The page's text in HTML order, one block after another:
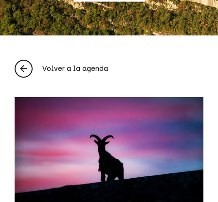
Volver a la agenda